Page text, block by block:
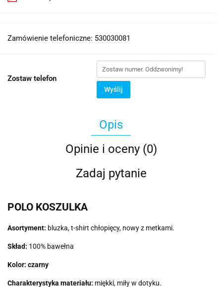
Zamówienie telefoniczne: 530030081
Zostaw telefon
Wyślij
Opis
Opinie i oceny (0)
Zadaj pytanie
POLO KOSZULKA
Asortyment: bluzka, t-shirt chłopięcy, nowy z metkami.
Skład: 100% bawełna
Kolor: czarny
Charakterystyka materiału: miękki, miły w dotyku.